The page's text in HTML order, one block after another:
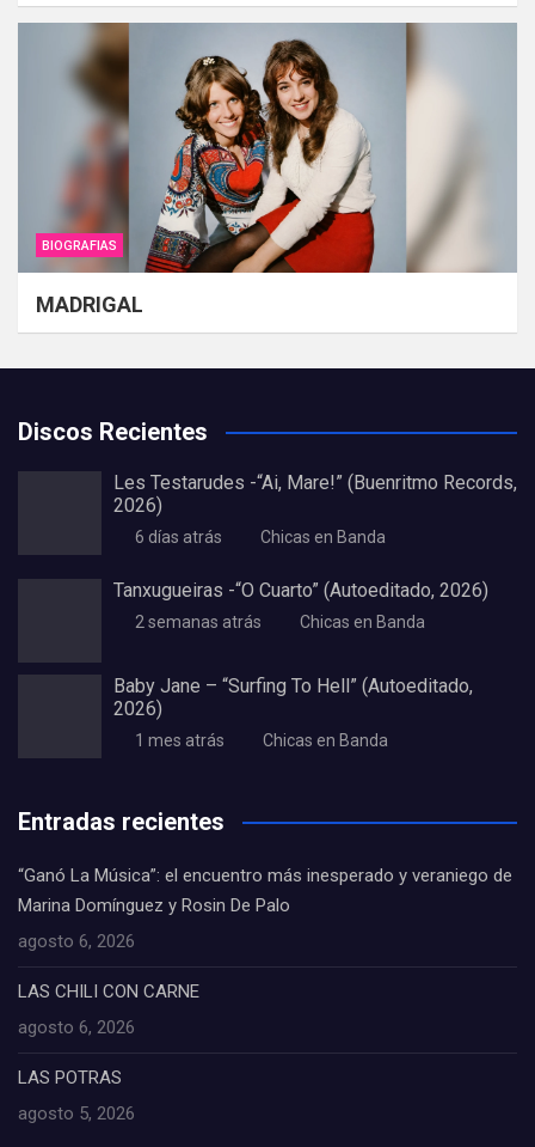
BIOGRAFIAS
MADRIGAL
Discos Recientes
Les Testarudes -“Ai, Mare!” (Buenritmo Records,
2026)
6 días atrás Chicas en Banda
Tanxugueiras -“O Cuarto” (Autoeditado, 2026)
2 semanas atrás Chicas en Banda
Baby Jane – “Surfing To Hell” (Autoeditado,
2026)
1 mes atrás Chicas en Banda
Entradas recientes
“Ganó La Música”: el encuentro más inesperado y veraniego de
Marina Domínguez y Rosin De Palo
agosto 6, 2026
LAS CHILI CON CARNE
agosto 6, 2026
LAS POTRAS
agosto 5, 2026